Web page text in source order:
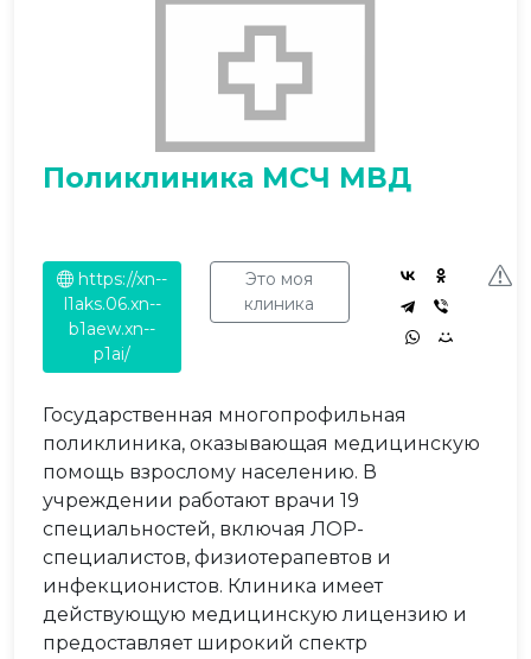
Поликлиника МСЧ МВД
https://xn--
l1aks.06.xn--
b1aew.xn--
p1ai/
Это моя
клиника
Государственная многопрофильная
поликлиника, оказывающая медицинскую
помощь взрослому населению. В
учреждении работают врачи 19
специальностей, включая ЛОР-
специалистов, физиотерапевтов и
инфекционистов. Клиника имеет
действующую медицинскую лицензию и
предоставляет широкий спектр